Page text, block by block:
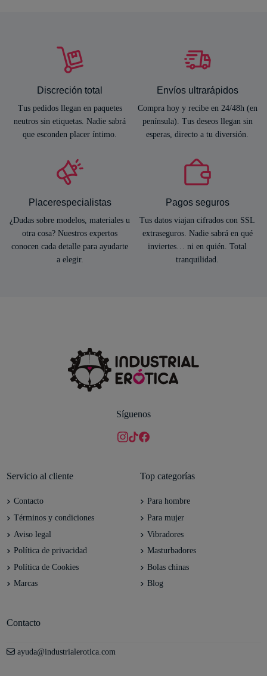
Discreción total
Tus pedidos llegan en paquetes
neutros sin etiquetas. Nadie sabrá
que esconden placer íntimo.
Envíos ultrarápidos
Compra hoy y recibe en 24/48h (en
península). Tus deseos llegan sin
esperas, directo a tu diversión.
Placerespecialistas
¿Dudas sobre modelos, materiales u
otra cosa? Nuestros expertos
conocen cada detalle para ayudarte
a elegir.
Pagos seguros
Tus datos viajan cifrados con SSL
extraseguros. Nadie sabrá en qué
inviertes… ni en quién. Total
tranquilidad.
Síguenos
Servicio al cliente
Contacto
Términos y condiciones
Aviso legal
Política de privacidad
Política de Cookies
Marcas
Top categorías
Para hombre
Para mujer
Vibradores
Masturbadores
Bolas chinas
Blog
Contacto
ayuda@industrialerotica.com